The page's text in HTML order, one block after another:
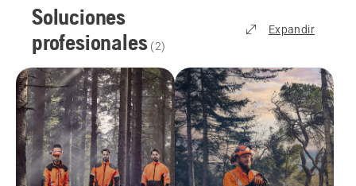
Soluciones
profesionales (2)
Expandir